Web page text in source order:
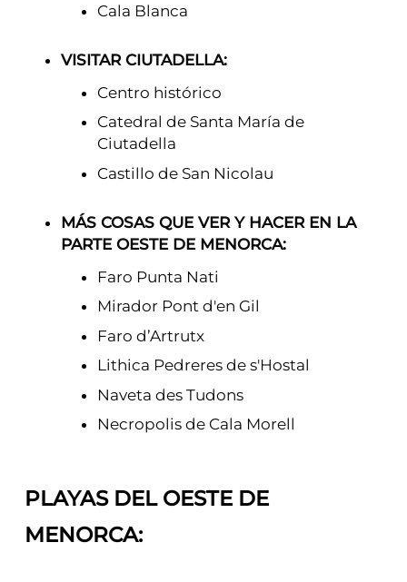
Cala Blanca
VISITAR CIUTADELLA:
Centro histórico
Catedral de Santa María de
Ciutadella
Castillo de San Nicolau
MÁS COSAS QUE VER Y HACER EN LA
PARTE OESTE DE MENORCA:
Faro Punta Nati
Mirador Pont d'en Gil
Faro d’Artrutx
Lithica Pedreres de s'Hostal
Naveta des Tudons
Necropolis de Cala Morell
PLAYAS DEL OESTE DE
MENORCA: